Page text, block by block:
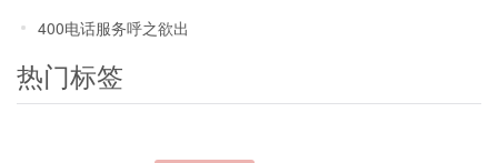
400电话服务呼之欲出
热门标签